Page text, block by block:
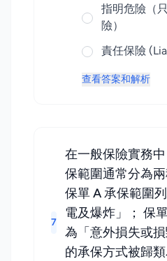
指明危險（
險）
責任保險
查看答案和解析
7
在一般保險實務
保範圍通常分為
保單 A 承保範圍
電及爆炸」； 保
為「意外損失或
的承保方式被歸